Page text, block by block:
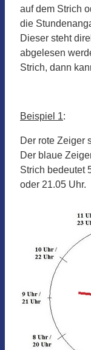
auf dem Strich
die
Dieser steht
abgelesen
Strich, dann
Beispiel 1:
Der rote Zeiger
Der blaue
Strich bedeutet
oder 21.05 Uhr.